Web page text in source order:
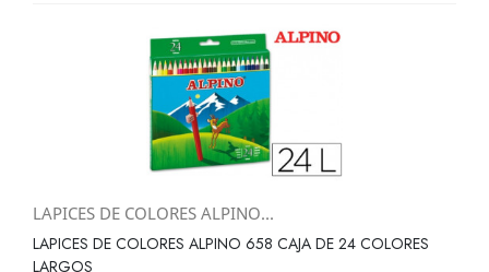
LAPICES DE COLORES ALPINO...
LAPICES DE COLORES ALPINO 658 CAJA DE 24 COLORES
LARGOS